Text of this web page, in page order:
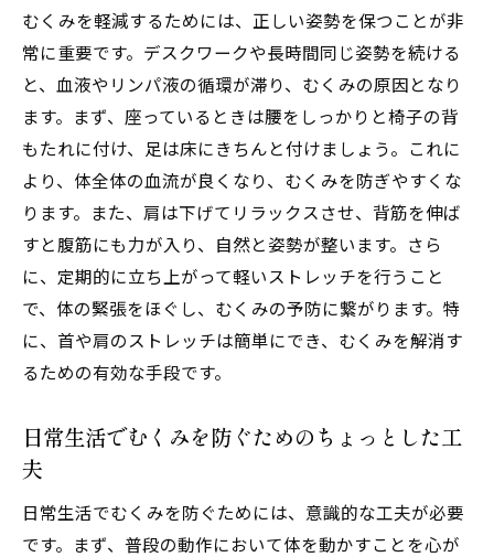
むくみを軽減するためには、正しい姿勢を保つことが非
常に重要です。デスクワークや長時間同じ姿勢を続ける
と、血液やリンパ液の循環が滞り、むくみの原因となり
ます。まず、座っているときは腰をしっかりと椅子の背
もたれに付け、足は床にきちんと付けましょう。これに
より、体全体の血流が良くなり、むくみを防ぎやすくな
ります。また、肩は下げてリラックスさせ、背筋を伸ば
すと腹筋にも力が入り、自然と姿勢が整います。さら
に、定期的に立ち上がって軽いストレッチを行うこと
で、体の緊張をほぐし、むくみの予防に繋がります。特
に、首や肩のストレッチは簡単にでき、むくみを解消す
るための有効な手段です。
日常生活でむくみを防ぐためのちょっとした工
夫
日常生活でむくみを防ぐためには、意識的な工夫が必要
です。まず、普段の動作において体を動かすことを心が